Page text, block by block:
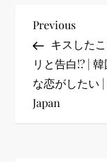
投
稿
ナ
Previous
Post
Previous
キスした
リと告白!? |
な恋がしたい
Japan